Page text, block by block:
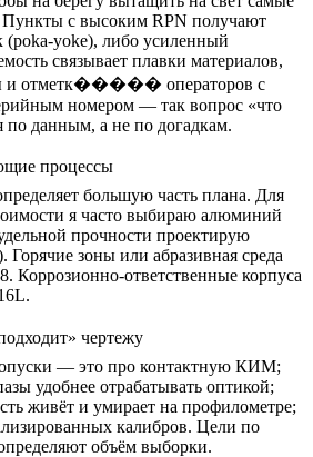
с высоким RPN получают
(poka-yoke), либо усиленный
связывает плавки материалов,
и отметк����� операторов с
номером — так вопрос «что
по данным, а не по догадкам.
процессы
большую часть плана. Для
я часто выбираю алюминий
прочности проектирую
. Горячие зоны или абразивная среда
. Коррозионно-ответственные корпуса
.
чертежу
— это про контактную КИМ;
удобнее отрабатывать оптикой;
живёт и умирает на профилометре;
калибров. Цели по
объём выборки.